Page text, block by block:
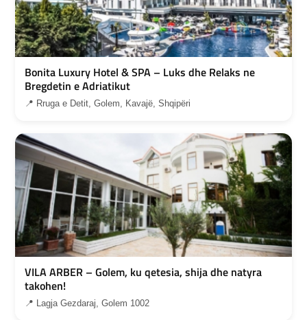
Bonita Luxury Hotel & SPA – Luks dhe Relaks ne
Bregdetin e Adriatikut
📍 Rruga e Detit, Golem, Kavajë, Shqipëri
VILA ARBER – Golem, ku qetesia, shija dhe natyra
takohen!
📍 Lagja Gezdaraj, Golem 1002